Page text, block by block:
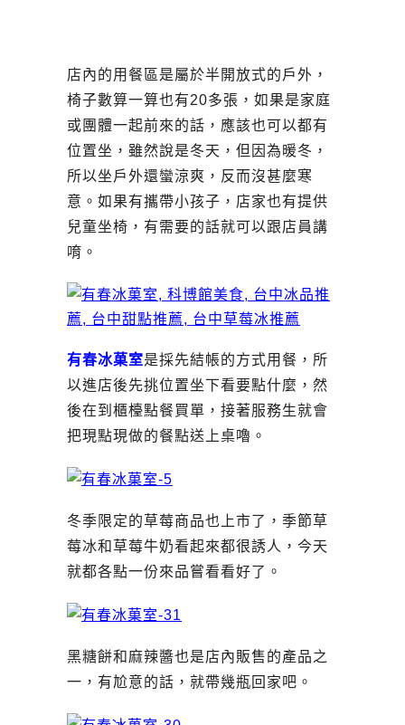
店內的用餐區是屬於半開放式的戶外，
椅子數算一算也有20多張，如果是家庭
或團體一起前來的話，應該也可以都有
位置坐，雖然說是冬天，但因為暖冬，
所以坐戶外還蠻涼爽，反而沒甚麼寒
意。如果有攜帶小孩子，店家也有提供
兒童坐椅，有需要的話就可以跟店員講
唷。
有春冰菓室是採先結帳的方式用餐，所
以進店後先挑位置坐下看要點什麼，然
後在到櫃檯點餐買單，接著服務生就會
把現點現做的餐點送上桌嚕。
冬季限定的草莓商品也上市了，季節草
莓冰和草莓牛奶看起來都很誘人，今天
就都各點一份來品嘗看看好了。
黑糖餅和麻辣醬也是店內販售的產品之
一，有尬意的話，就帶幾瓶回家吧。